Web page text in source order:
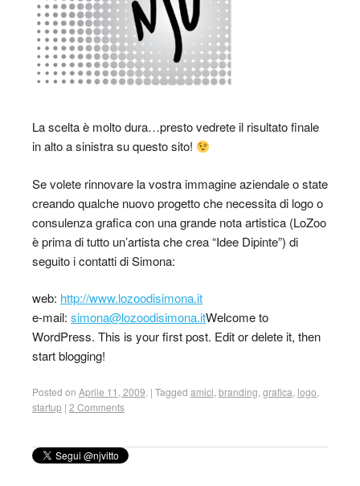
La scelta è molto dura…presto vedrete il risultato finale
in alto a sinistra su questo sito!
Se volete rinnovare la vostra immagine aziendale o state
creando qualche nuovo progetto che necessita di logo o
consulenza grafica con una grande nota artistica (LoZoo
è prima di tutto un’artista che crea “Idee Dipinte”) di
seguito i contatti di Simona:
web: http://www.lozoodisimona.it
e-mail: simona@lozoodisimona.itWelcome to
WordPress. This is your first post. Edit or delete it, then
start blogging!
Posted on Aprile 11, 2009 | Tagged amici branding grafica logo
startup | 2 Comments